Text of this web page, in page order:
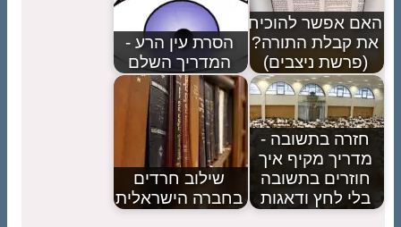
האם אפשר להוכיח
את קבלת התורה?
(פרשת ניצבים)
הסרת עין הרע -
המדריך השלם
חזרה בתשובה -
מדריך מקיף איך
חוזרים בתשובה
בלי לחץ ודאגות
שילוב חרדים
בחברה הישראלית